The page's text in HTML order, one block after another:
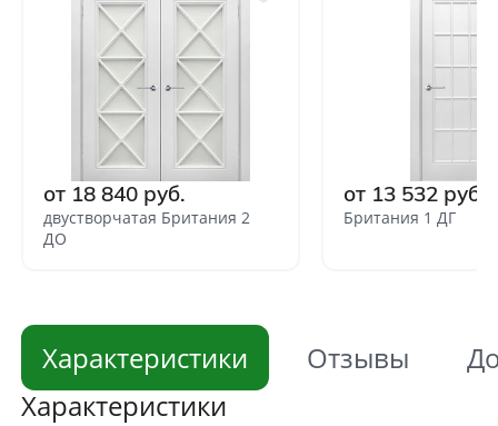
от 18 840 руб.
двустворчатая Британия 2
ДО
от 13 532 руб.
Британия 1 ДГ
Характеристики Отзывы
Характеристики